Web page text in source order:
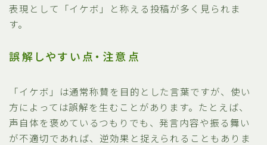
表現として「イケボ」と称える投稿が多く見られま
す。
誤解しやすい点・注意点
「イケボ」は通常称賛を目的とした言葉ですが、使い
方によっては誤解を生むことがあります。たとえば、
声自体を褒めているつもりでも、発言内容や振る舞い
が不適切であれば、逆効果と捉えられることもありま